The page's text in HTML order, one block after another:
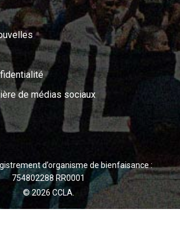
de médias sociaux
d’organisme de bienfaisance :
754802288 RR0001
© 2026 CCLA.